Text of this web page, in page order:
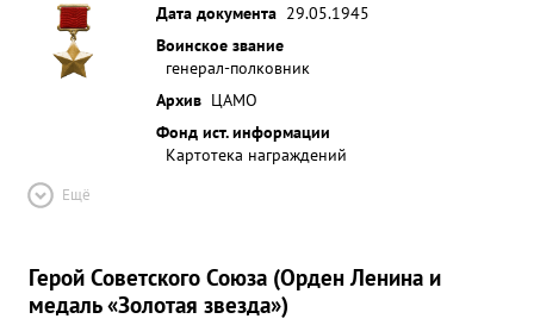
Дата документа 29.05.1945
Воинское звание
генерал-полковник
Архив ЦАМО
Фонд ист. информации
Картотека награждений
Ещё
Герой Советского Союза (Орден Ленина и
медаль «Золотая звезда»)